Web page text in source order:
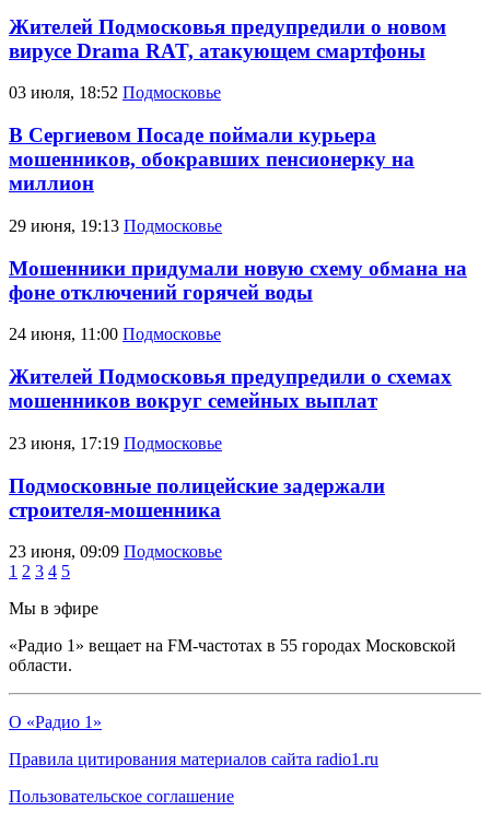
Жителей Подмосковья предупредили о новом
вирусе Drama RAT, атакующем смартфоны
03 июля, 18:52 Подмосковье
В Сергиевом Посаде поймали курьера
мошенников, обокравших пенсионерку на
миллион
29 июня, 19:13 Подмосковье
Мошенники придумали новую схему обмана на
фоне отключений горячей воды
24 июня, 11:00 Подмосковье
Жителей Подмосковья предупредили о схемах
мошенников вокруг семейных выплат
23 июня, 17:19 Подмосковье
Подмосковные полицейские задержали
строителя-мошенника
23 июня, 09:09 Подмосковье
1 2 3 4 5
Мы в эфире
«Радио 1» вещает на FM-частотах в 55 городах Московской
области.
О «Радио 1»
Правила цитирования материалов сайта radio1.ru
Пользовательское соглашение